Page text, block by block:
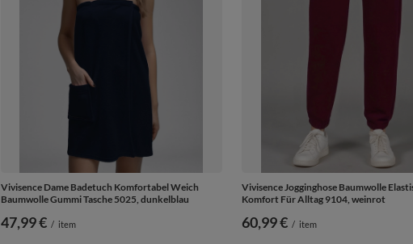
Vivisence Dame Badetuch Komfortabel Weich
Baumwolle Gummi Tasche 5025, dunkelblau
47,99 € / item
Vivisence Jogginghose Baumwolle
Komfort Für Alltag 9104, weinrot
60,99 € / item